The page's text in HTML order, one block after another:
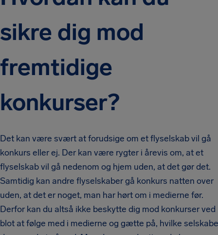
sikre dig mod
fremtidige
konkurser?
Det kan være svært at forudsige om et flyselskab vil gå
konkurs eller ej. Der kan være rygter i årevis om, at et
flyselskab vil gå nedenom og hjem uden, at det gør det.
Samtidig kan andre flyselskaber gå konkurs natten over
uden, at det er noget, man har hørt om i medierne før.
Derfor kan du altså ikke beskytte dig mod konkurser ved
blot at følge med i medierne og gætte på, hvilke